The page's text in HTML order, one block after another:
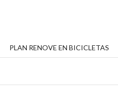
PLAN RENOVE EN BICICLETAS